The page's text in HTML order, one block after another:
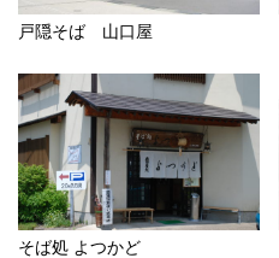
戸隠そば 山口屋
そば処 よつかど